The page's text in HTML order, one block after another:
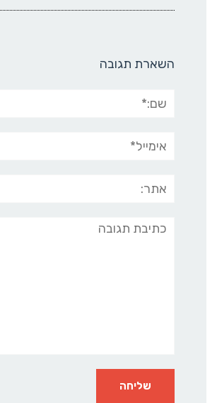
השארת תגובה
אימייל*
תגובה